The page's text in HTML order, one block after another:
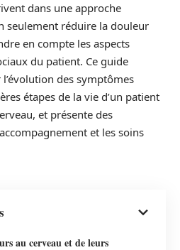
dans une approche
seulement réduire la douleur
en compte les aspects
du patient. Ce guide
des symptômes
étapes de la vie d’un patient
et présente des
et les soins
au cerveau et de leurs